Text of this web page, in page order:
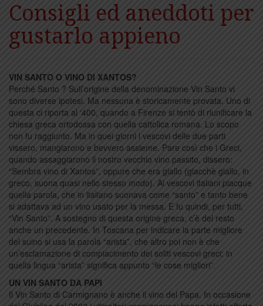
Consigli ed aneddoti per
gustarlo appieno
VIN SANTO O VINO DI XANTOS?
Perché Santo ? Sull’origine della denominazione Vin Santo vi
sono diverse ipotesi. Ma nessuna è storicamente provata. Uno di
questa ci riporta al ‘400, quando a Firenze si tentò di riunificare la
chiesa greca ortodossa con quella cattolica romana. Lo scopo
non fu raggiunto. Ma in quei giorni i vescovi delle due parti
vissero, mangiarono e bevvero assieme. Pare così che i Greci,
quando assaggiarono il nostro vecchio vino passito, dissero:
“Sembra vino di Xantos”, oppure che era giallo (giacchè giallo, in
greco, suona quasi nello stesso modo). Ai vescovi italiani piacque
quella parola, che in italiano suonava come “santo” e tanto bene
si adattava ad un vino usato per la messa. E fu quindi, per tutti,
“Vin Santo”. A sostegno di questa origine greca, c’è del resto
anche un precedente. In Toscana per indicare la parte migliore
del suino si usa la parola “arista”, che altro poi non è che
un’esclamazione di compiacimento dei soliti vescovi greci: in
quella lingua “arista” significa appunto “le cose migliori”.
UN VIN SANTO DA PAPI
Il Vin Santo di Carmignano è anche il vino del Papa. In occasione